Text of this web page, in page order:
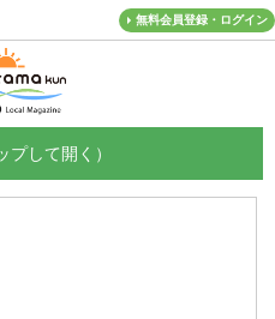
無料会員登録・ログイン
ュー